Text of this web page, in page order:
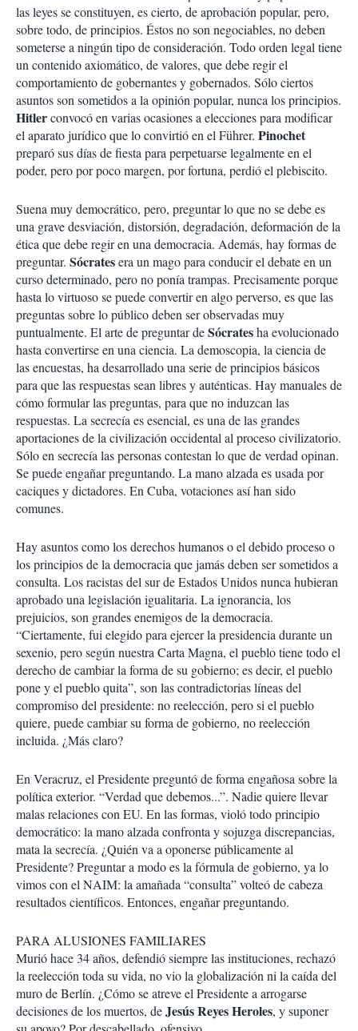
las leyes se constituyen, es cierto, de aprobación popular, pero,
sobre todo, de principios. Éstos no son negociables, no deben
someterse a ningún tipo de consideración. Todo orden legal tiene
un contenido axiomático, de valores, que debe regir el
comportamiento de gobernantes y gobernados. Sólo ciertos
asuntos son sometidos a la opinión popular, nunca los principios.
Hitlerconvocó en varias ocasiones a elecciones para modificar
el aparato jurídico que lo convirtió en el Führer. Pinochet
preparó sus días de fiesta para perpetuarse legalmente en el
poder, pero por poco margen, por fortuna, perdió el plebiscito.
Suena muy democrático, pero, preguntar lo que no se debe es
una grave desviación, distorsión, degradación, deformación de la
ética que debe regir en una democracia. Además, hay formas de
preguntar. Sócratesera un mago para conducir el debate en un
curso determinado, pero no ponía trampas. Precisamente porque
hasta lo virtuoso se puede convertir en algo perverso, es que las
preguntas sobre lo público deben ser observadas muy
puntualmente. El arte de preguntar deSócratesha evolucionado
hasta convertirse en una ciencia. La demoscopia, la ciencia de
las encuestas, ha desarrollado una serie de principios básicos
para que las respuestas sean libres y auténticas. Hay manuales de
cómo formular las preguntas, para que no induzcan las
respuestas. La secrecía es esencial, es una de las grandes
aportaciones de la civilización occidental al proceso civilizatorio.
Sólo en secrecía las personas contestan lo que de verdad opinan.
Se puede engañar preguntando. La mano alzada es usada por
caciques y dictadores. En Cuba, votaciones así han sido
comunes.
Hay asuntos como los derechos humanos o el debido proceso o
los principios de la democracia que jamás deben ser sometidos a
consulta. Los racistas del sur de Estados Unidos nunca hubieran
aprobado una legislación igualitaria. La ignorancia, los
prejuicios, son grandes enemigos de la democracia.
“Ciertamente, fui elegido para ejercer la presidencia durante un
sexenio, pero según nuestra Carta Magna, el pueblo tiene todo el
derecho de cambiar la forma de su gobierno; es decir, el pueblo
pone y el pueblo quita”, son las contradictorias líneas del
compromiso del presidente: no reelección, pero si el pueblo
quiere, puede cambiar su forma de gobierno, no reelección
incluida. ¿Más claro?
En Veracruz, el Presidente preguntó de forma engañosa sobre la
política exterior. “Verdad que debemos...”. Nadie quiere llevar
malas relaciones con EU. En las formas, violó todo principio
democrático: la mano alzada confronta y sojuzga discrepancias,
mata la secrecía. ¿Quién va a oponerse públicamente al
Presidente? Preguntar a modo es la fórmula de gobierno, ya lo
vimos con el NAIM: la amañada “consulta” volteó de cabeza
resultados científicos. Entonces, engañar preguntando.
PARA ALUSIONES FAMILIARES
Murió hace 34 años, defendió siempre las instituciones, rechazó
la reelección toda su vida, no vio la globalización ni la caída del
muro de Berlín. ¿Cómo se atreve el Presidente a arrogarse
decisiones de los muertos, deJesús Reyes Heroles, y suponer